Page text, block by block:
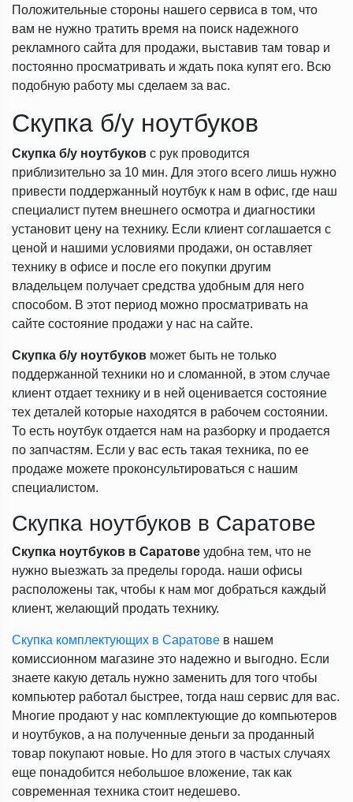
Положительные стороны нашего сервиса в том, что
вам не нужно тратить время на поиск надежного
рекламного сайта для продажи, выставив там товар и
постоянно просматривать и ждать пока купят его. Всю
подобную работу мы сделаем за вас.
Скупка б/у ноутбуков
Скупка б/у ноутбуков с рук проводится
приблизительно за 10 мин. Для этого всего лишь нужно
привести поддержанный ноутбук к нам в офис, где наш
специалист путем внешнего осмотра и диагностики
установит цену на технику. Если клиент соглашается с
ценой и нашими условиями продажи, он оставляет
технику в офисе и после его покупки другим
владельцем получает средства удобным для него
способом. В этот период можно просматривать на
сайте состояние продажи у нас на сайте.
Скупка б/у ноутбуков может быть не только
поддержанной техники но и сломанной, в этом случае
клиент отдает технику и в ней оценивается состояние
тех деталей которые находятся в рабочем состоянии.
То есть ноутбук отдается нам на разборку и продается
по запчастям. Если у вас есть такая техника, по ее
продаже можете проконсультироваться с нашим
специалистом.
Скупка ноутбуков в Саратове
Скупка ноутбуков в Саратове удобна тем, что не
нужно выезжать за пределы города. наши офисы
расположены так, чтобы к нам мог добраться каждый
клиент, желающий продать технику.
Скупка комплектующих в Саратове в нашем
комиссионном магазине это надежно и выгодно. Если
знаете какую деталь нужно заменить для того чтобы
компьютер работал быстрее, тогда наш сервис для вас.
Многие продают у нас комплектующие до компьютеров
и ноутбуков, а на полученные деньги за проданный
товар покупают новые. Но для этого в частых случаях
еще понадобится небольшое вложение, так как
современная техника стоит недешево.